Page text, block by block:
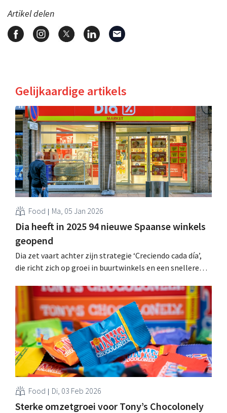
Artikel delen
Gelijkaardige artikels
Food Ma, 05 Jan 2026
Dia heeft in 2025 94 nieuwe Spaanse winkels
geopend
Dia zet vaart achter zijn strategie ‘Creciendo cada día’,
die richt zich op groei in buurtwinkels en een snellere
winkels in Spanje. .
Food Di, 03 Feb 2026
Sterke omzetgroei voor Tony’s Chocolonely